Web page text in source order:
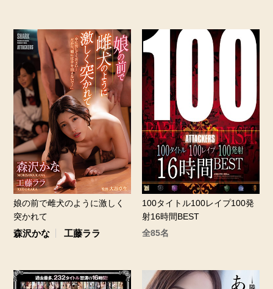
娘の前で雌犬のように激しく
突かれて
森沢かな 工藤ララ
100タイトル100レイプ100発
射16時間BEST
全85名